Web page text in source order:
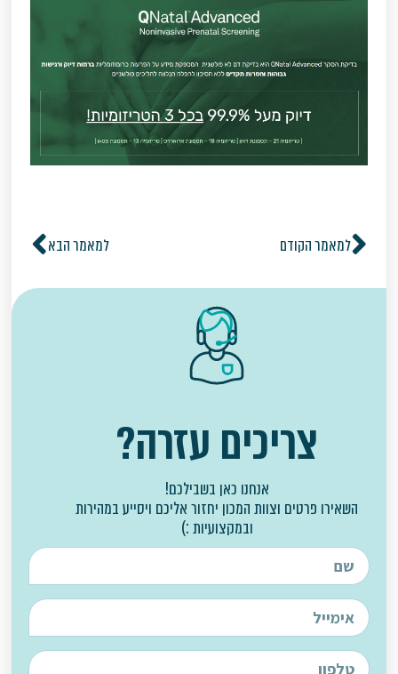
למאמר הקודם למאמר הבא
צריכים עזרה?
אנחנו כאן בשבילכם!
השאירו פרטים וצוות המכון יחזור אליכם ויסייע במהירות
ובמקצועיות :)